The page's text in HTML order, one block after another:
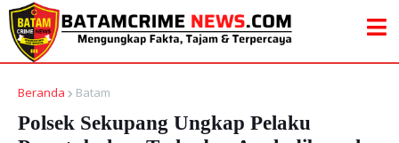
Beranda Batam
Polsek Sekupang Ungkap Pelaku